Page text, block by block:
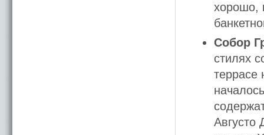
хорошо,
Собор
стилях
террасе
Августо